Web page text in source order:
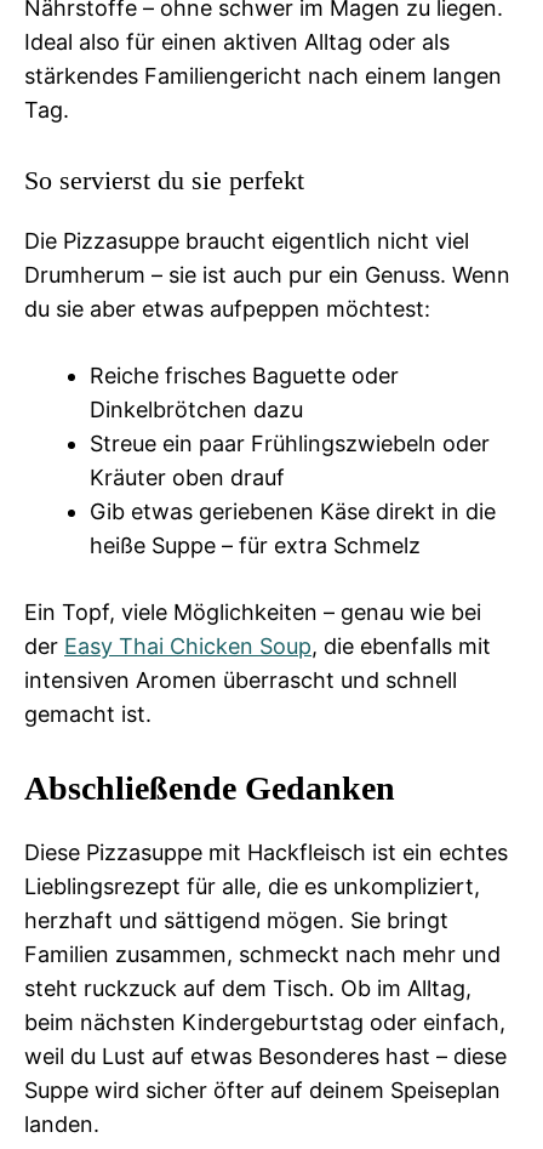
Nährstoffe – ohne schwer im Magen zu liegen.
Ideal also für einen aktiven Alltag oder als
stärkendes Familiengericht nach einem langen
Tag.
So servierst du sie perfekt
Die Pizzasuppe braucht eigentlich nicht viel
Drumherum – sie ist auch pur ein Genuss. Wenn
du sie aber etwas aufpeppen möchtest:
Reiche frisches Baguette oder
Dinkelbrötchen dazu
Streue ein paar Frühlingszwiebeln oder
Kräuter oben drauf
Gib etwas geriebenen Käse direkt in die
heiße Suppe – für extra Schmelz
Ein Topf, viele Möglichkeiten – genau wie bei
der Easy Thai Chicken Soup, die ebenfalls mit
intensiven Aromen überrascht und schnell
gemacht ist.
Abschließende Gedanken
Diese Pizzasuppe mit Hackfleisch ist ein echtes
Lieblingsrezept für alle, die es unkompliziert,
herzhaft und sättigend mögen. Sie bringt
Familien zusammen, schmeckt nach mehr und
steht ruckzuck auf dem Tisch. Ob im Alltag,
beim nächsten Kindergeburtstag oder einfach,
weil du Lust auf etwas Besonderes hast – diese
Suppe wird sicher öfter auf deinem Speiseplan
landen.